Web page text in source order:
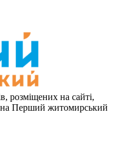
розміщених на сайті,
на Перший житомирський